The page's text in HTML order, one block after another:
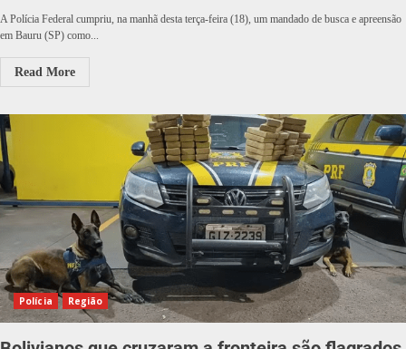
A Polícia Federal cumpriu, na manhã desta terça-feira (18), um mandado de busca e apreensão
em Bauru (SP) como...
Read More
Polícia Região